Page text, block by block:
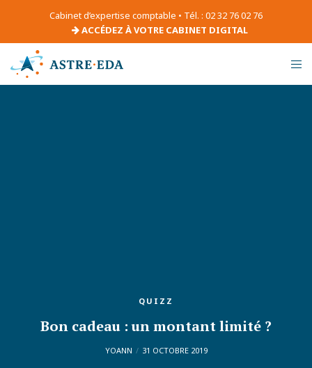
Cabinet d’expertise comptable • Tél. : 02 32 76 02 76
ACCÉDEZ À VOTRE CABINET DIGITAL
QUIZZ
Bon cadeau : un montant limité ?
YOANN 31 OCTOBRE 2019